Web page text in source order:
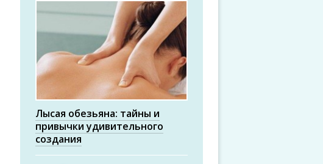
Лысая обезьяна: тайны и
привычки удивительного
создания